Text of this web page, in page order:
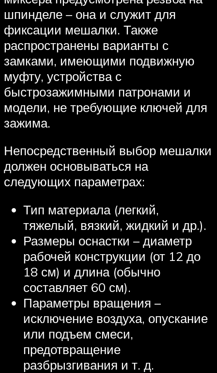
шпинделе – она и служит для
фиксации мешалки. Также
распространены варианты с
замками, имеющими подвижную
муфту, устройства с
быстрозажимными патронами и
модели, не требующие ключей для
зажима.
Непосредственный выбор мешалки
должен основываться на
следующих параметрах:
Тип материала (легкий,
тяжелый, вязкий, жидкий и др.).
Размеры оснастки – диаметр
рабочей конструкции (от 12 до
18 см) и длина (обычно
составляет 60 см).
Параметры вращения –
исключение воздуха, опускание
или подъем смеси,
предотвращение
разбрызгивания и т. д.